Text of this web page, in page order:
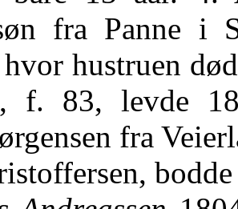
fra Panne i
hustruen
f. 83, levde
fra